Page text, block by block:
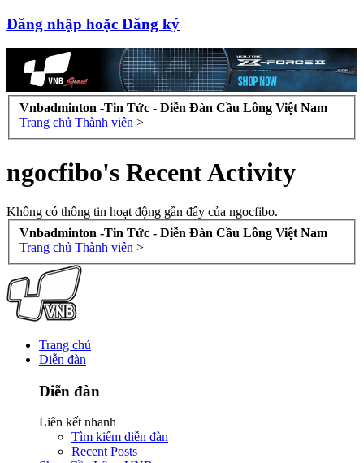
Đăng nhập hoặc Đăng ký
Vnbadminton -Tin Tức - Diễn Đàn Cầu Lông Việt Nam
Trang chủ Thành viên >
ngocfibo's Recent Activity
Không có thông tin hoạt động gần đây của ngocfibo.
Vnbadminton -Tin Tức - Diễn Đàn Cầu Lông Việt Nam
Trang chủ Thành viên >
Trang chủ
Diễn đàn
Diễn đàn
Liên kết nhanh
Tìm kiếm diễn đàn
Recent Posts